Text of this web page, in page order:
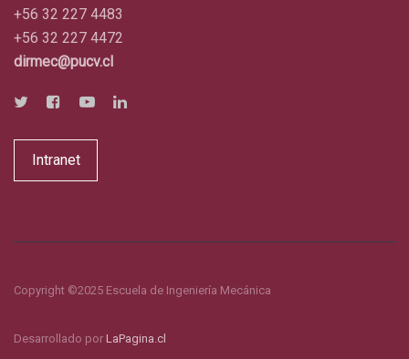
+56 32 227 4483
+56 32 227 4472
dirmec@pucv.cl
Intranet
Copyright ©2025 Escuela de Ingeniería Mecánica
Desarrollado por LaPagina.cl